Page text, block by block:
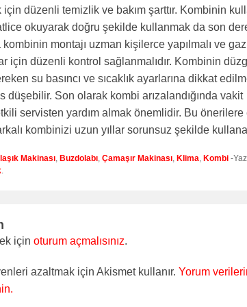
düzenli temizlik ve bakım şarttır. Kombinin
okuyarak doğru şekilde kullanmak da son
kombinin montajı uzman kişilerce yapılmalı ve
için düzenli kontrol sağlanmalıdır. Kombinin
su basıncı ve sıcaklık ayarlarına dikkat
düşebilir. Son olarak kombi arızalandığında vakit
servisten yardım almak önemlidir. Bu önerilere
kombinizi uzun yıllar sorunsuz şekilde
Makinası, Buzdolabı, Çamaşır Makinası, Klima, Kombi -
.
için oturum açmalısınız.
azaltmak için Akismet kullanır. Yorum